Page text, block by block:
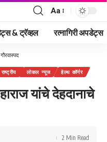
Font
Resizer
Aa
& ट्रॅव्हल रत्नागिरी अपडेट्स
राष्ट्रीय लोकल न्यूज हेल्थ कॉर्नर
यांचे देहदानाचे
2 Min Read